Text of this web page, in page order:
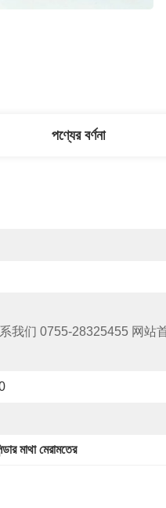
পণ্যের বর্ণনা
们 0755-28325455 网站首页
মাথা মেরামতের